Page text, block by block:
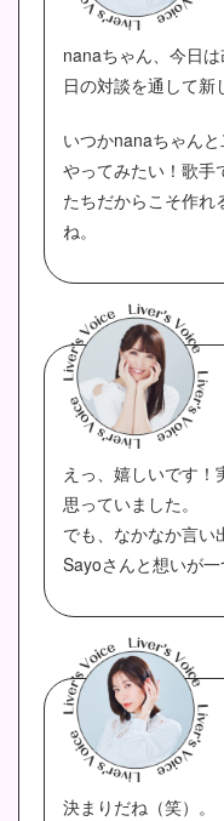
nanaちゃん、今日
日の対談を通して新
いつかnanaちゃん
やってみたい！歌手
たちだからこそ作れ
ね。
えっ、嬉しいです！
思っていました。
でも、なかなか言い
Sayoさんと想いが一
決まりだね（笑）。